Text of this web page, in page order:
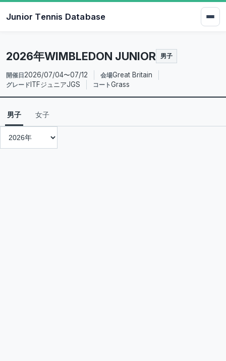
Junior Tennis Database
2026年WIMBLEDON JUNIOR 男子
開催日 2026/07/04〜07/12 会場Great Britain
グレード ITFジュニアJGS コートGrass
男子 女子